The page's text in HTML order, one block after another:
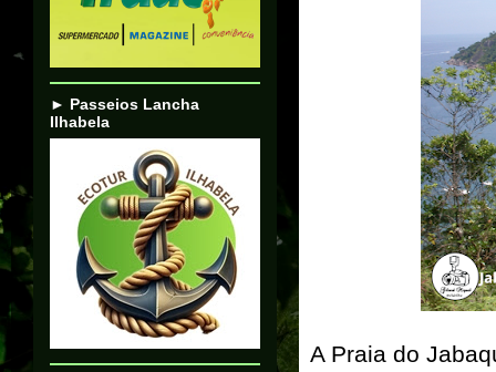
A Praia do
► Passeios Lancha
Ilhabela